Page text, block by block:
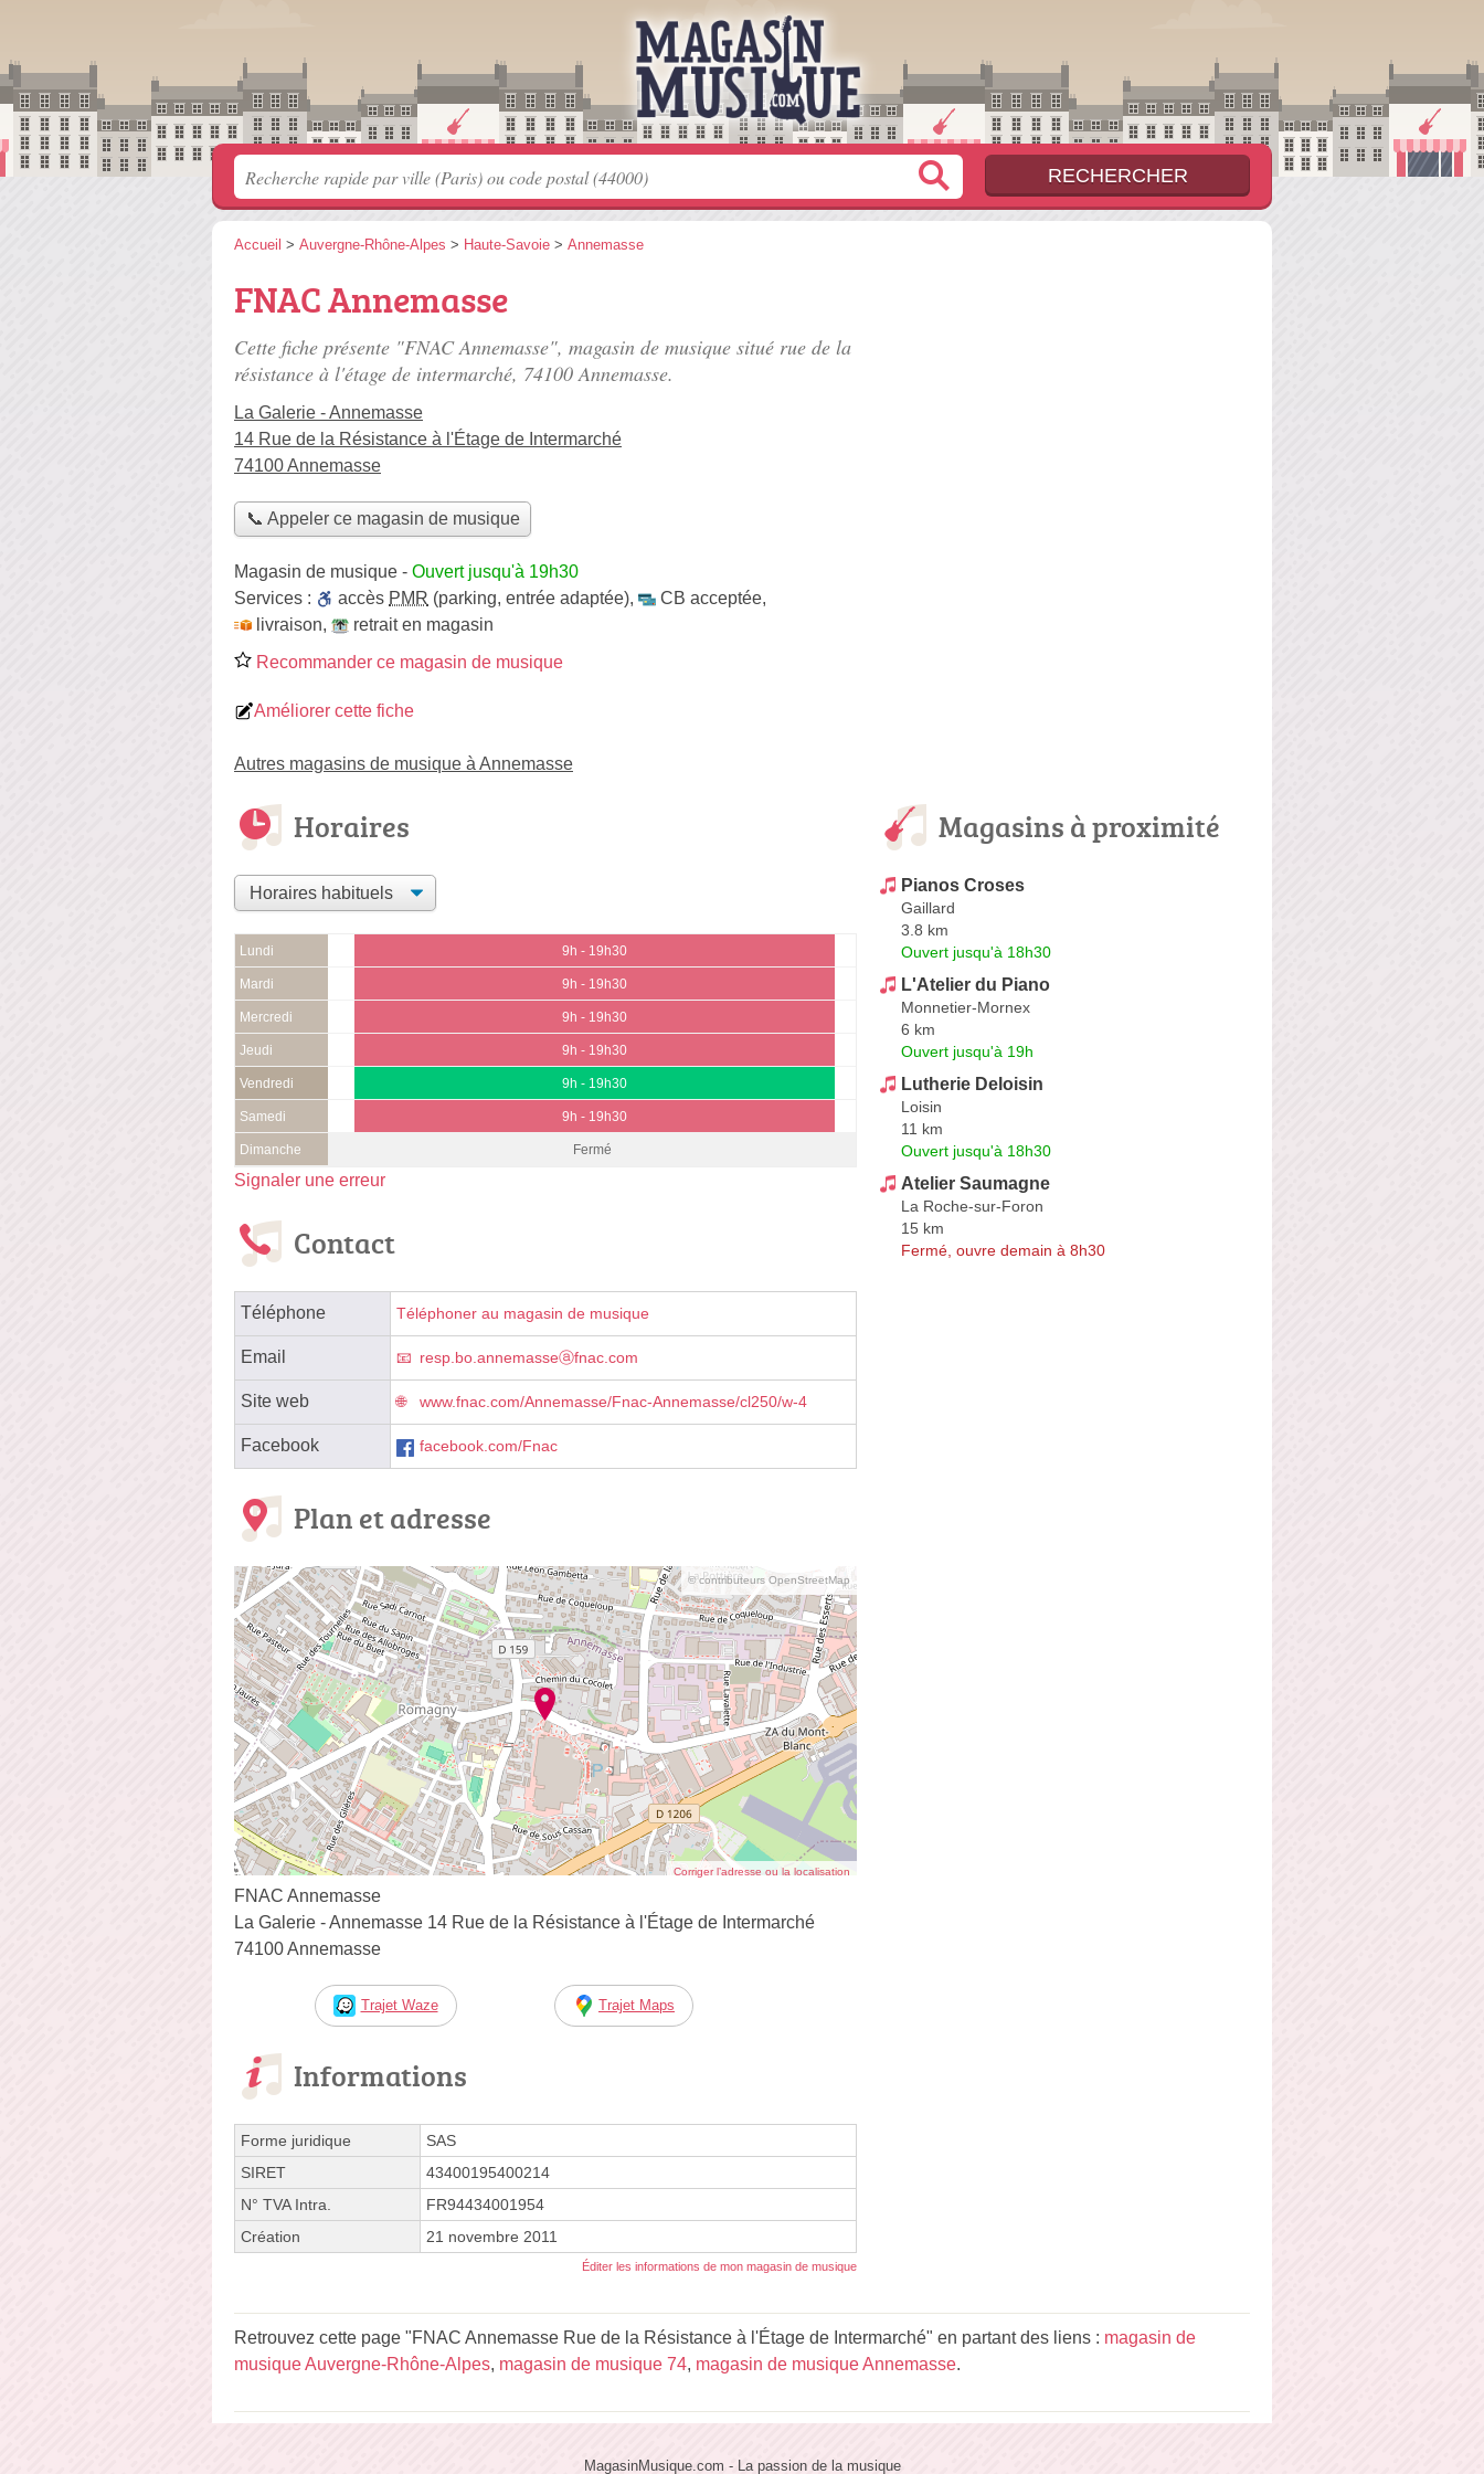
Accueil > Auvergne-Rhône-Alpes > Haute-Savoie > Annemasse
FNAC Annemasse
Cette fiche présente "FNAC Annemasse", magasin de musique situé rue de la
résistance à l'étage de intermarché, 74100 Annemasse.
La Galerie - Annemasse
14 Rue de la Résistance à l'Étage de Intermarché
74100 Annemasse
📞 Appeler ce magasin de musique
Magasin de musique - Ouvert jusqu'à 19h30
Services :
accès PMR (parking, entrée adaptée), CB acceptée,
livraison,
retrait en magasin
Recommander ce magasin de musique
Améliorer cette fiche
Autres magasins de musique à Annemasse
Horaires
Lundi 9h - 19h30
Mardi 9h - 19h30
Mercredi 9h - 19h30
Jeudi 9h - 19h30
Vendredi 9h - 19h30
Samedi 9h - 19h30
Dimanche Fermé
Signaler une erreur
Contact
Téléphone Téléphoner au magasin de musique
Email resp.bo.annemasseⓐfnac.com
Site web www.fnac.com/Annemasse/Fnac-Annemasse/cl250/w-4
Facebook facebook.com/Fnac
Plan et adresse
© contributeurs OpenStreetMap
Corriger l’adresse ou la localisation
FNAC Annemasse
La Galerie - Annemasse 14 Rue de la Résistance à l'Étage de Intermarché
74100 Annemasse
Trajet Waze Trajet Maps
Informations
Forme juridique
SAS
SIRET
43400195400214
N° TVA Intra.
FR94434001954
Création
21 novembre 2011
Éditer les informations de mon magasin de musique
Magasins à proximité
Pianos Croses
Gaillard
3.8 km
Ouvert jusqu'à 18h30
L'Atelier du Piano
Monnetier-Mornex
6 km
Ouvert jusqu'à 19h
Lutherie Deloisin
Loisin
11 km
Ouvert jusqu'à 18h30
Atelier Saumagne
La Roche-sur-Foron
15 km
Fermé, ouvre demain à 8h30
Retrouvez cette page "FNAC Annemasse Rue de la Résistance à l'Étage de Intermarché" en partant des liens : magasin de
musique Auvergne-Rhône-Alpes, magasin de musique 74, magasin de musique Annemasse.
MagasinMusique.com - La passion de la musique